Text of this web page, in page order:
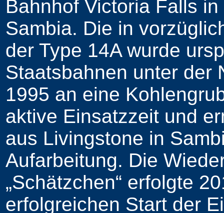
Bahnhof Victoria Falls
Sambia. Die in
der Type 14A wurde
Staatsbahnen unter der
1995 an eine
aktive Einsatzzeit und
aus Livingstone in
Aufarbeitung. Die
„Schätzchen“ erfolgte
erfolgreichen Start der